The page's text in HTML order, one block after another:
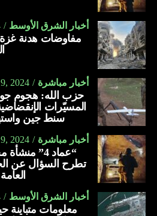
أخبار الشرق الأوسط
مفاوضات هدنة
أخبار مباشرة 2024
حزب الله: هجوم
المسيّرات
سنط جين
أخبار مباشرة 2024
“عماد 4”
تطرح السؤال عن
أخبار الشرق الأوسط
معلومات متباينة